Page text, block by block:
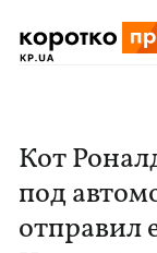
Кот
под
отправил